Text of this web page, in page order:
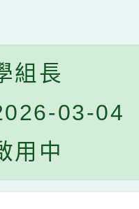
組長
03-04
用中